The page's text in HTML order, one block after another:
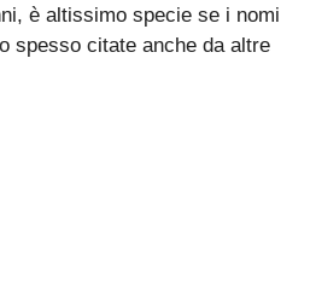
è altissimo specie se i nomi
spesso citate anche da altre